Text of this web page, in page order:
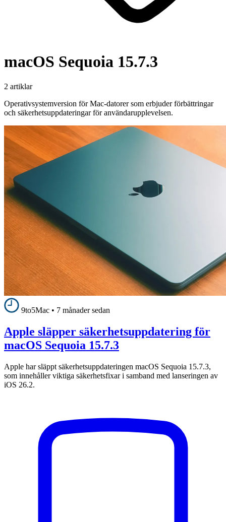
macOS Sequoia 15.7.3
2 artiklar
Operativsystemversion för Mac-datorer som erbjuder förbättringar
och säkerhetsuppdateringar för användarupplevelsen.
9to5Mac • 7 månader sedan
Apple släpper säkerhetsuppdatering för
macOS Sequoia 15.7.3
Apple har släppt säkerhetsuppdateringen macOS Sequoia 15.7.3,
som innehåller viktiga säkerhetsfixar i samband med lanseringen av
iOS 26.2.